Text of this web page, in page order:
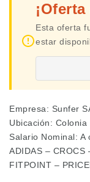
Esta oferta
estar
Empresa: Sunfer
Ubicación:
Salario Nominal: A
ADIDAS – CROCS
FITPOINT –